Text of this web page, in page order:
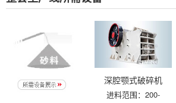
深腔颚式破碎机
进料范围：200-